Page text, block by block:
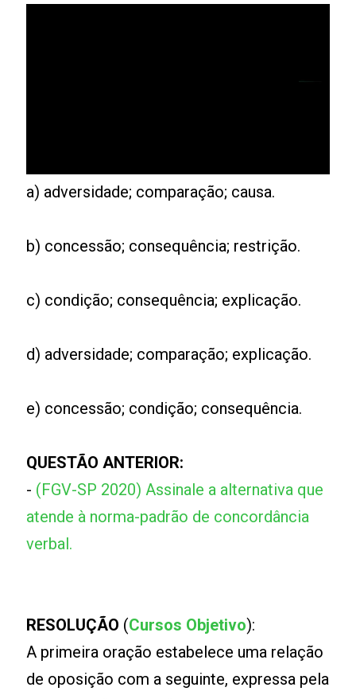
a) adversidade; comparação; causa.
b) concessão; consequência; restrição.
c) condição; consequência; explicação.
d) adversidade; comparação; explicação.
e) concessão; condição; consequência.
QUESTÃO ANTERIOR:
- (FGV-SP 2020) Assinale a alternativa que
atende à norma-padrão de concordância
verbal.
RESOLUÇÃO (Cursos Objetivo):
A primeira oração estabelece uma relação
de oposição com a seguinte, expressa pela